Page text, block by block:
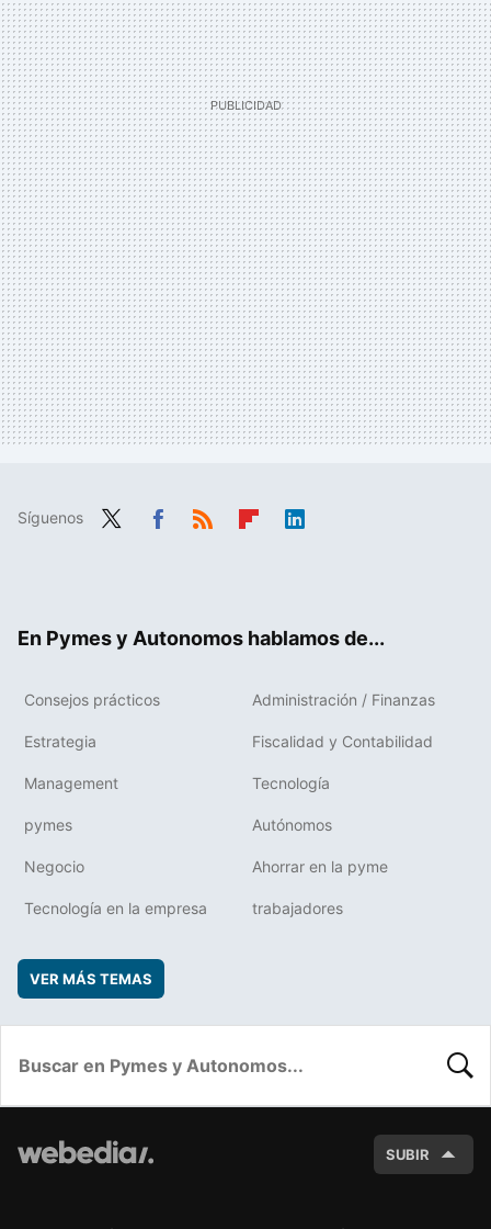
Síguenos
En Pymes y Autonomos hablamos de...
Consejos prácticos Administración / Finanzas
Estrategia Fiscalidad y Contabilidad
Management Tecnología
pymes Autónomos
Negocio Ahorrar en la pyme
Tecnología en la empresa trabajadores
VER MÁS TEMAS
SUBIR